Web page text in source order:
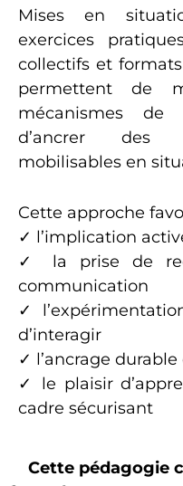
Mises en
exercices
collectifs et
permettent de
mécanismes
d’ancrer des
mobilisables en
Cette approche
✓ l’implication
✓ la prise de
communication
✓
d’interagir
✓ l’ancrage
✓ le plaisir
cadre sécurisant
Cette pédagogie